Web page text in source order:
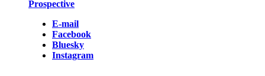
Prospective
E-mail
Facebook
Bluesky
Instagram